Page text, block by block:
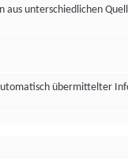
aus unterschiedlichen
übermittelter